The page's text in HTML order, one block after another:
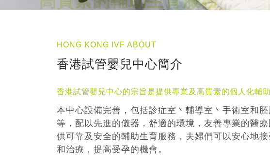
HONG KONG IVF ABOUT
香港試管嬰兒中心簡介
香港試管嬰兒中心的宗旨是提供專業及高質素的個人化輔助
本中心設備完善，包括診症室丶輔導室丶手術室和
等，配以先進的儀器，舒適的環境，友善專業的醫
供可靠及安全的輔助生育服務，夫婦們可以安心地
和治療，提高受孕的機會。